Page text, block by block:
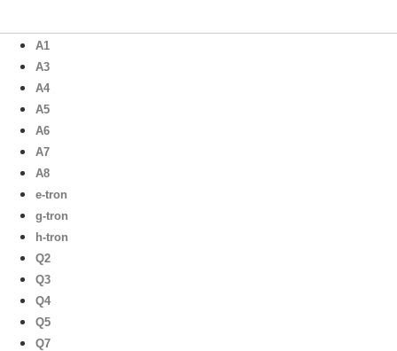
A1
A3
A4
A5
A6
A7
A8
e-tron
g-tron
h-tron
Q2
Q3
Q4
Q5
Q7